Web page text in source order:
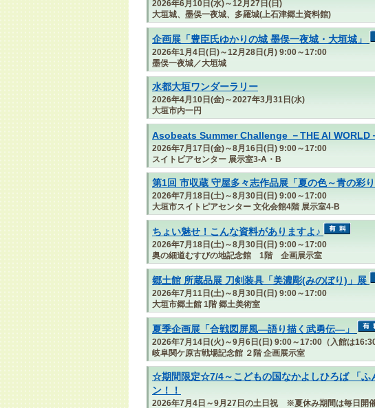
2026年6月10日(水)～12月27日(日)
大垣城、墨俣一夜城、多羅城(上石津郷土資料館)
企画展「豊臣氏ゆかりの城 墨俣一夜城・大垣城」
2026年1月4日(日)～12月28日(月) 9:00～17:00
墨俣一夜城／大垣城
水都大垣ワンダーラリー
2026年4月10日(金)～2027年3月31日(水)
大垣市内一円
Asobeats Summer Challenge －THE AI WORLD
2026年7月17日(金)～8月16日(日) 9:00～17:00
スイトピアセンター 展示室3-A・B
第1回 市収蔵 守屋多々志作品展「夏の色～青の彩り
2026年7月18日(土)～8月30日(日) 9:00～17:00
大垣市スイトピアセンター 文化会館4階 展示室4-B
ちょい魅せ！こんな資料がありますよ♪
2026年7月18日(土)～8月30日(日) 9:00～17:00
奥の細道むすびの地記念館 1階 企画展示室
郷土館 所蔵品展 刀剣装具「美濃彫(みのぼり)」展
2026年7月11日(土)～8月30日(日) 9:00～17:00
大垣市郷土館 1階 郷土美術室
夏季企画展「合戦図屏風―語り描く武勇伝―」
2026年7月14日(火)～9月6日(日) 9:00～17:00（入館は16:30
岐阜関ケ原古戦場記念館 ２階 企画展示室
☆期間限定☆7/4～こどもの国なかよしひろば 「ふ
ン！！
2026年7月4日～9月27日の土日祝 ※夏休み期間は毎日開